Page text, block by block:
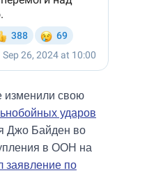
свою
ударов
Джо Байден во
в ООН на
заявление по